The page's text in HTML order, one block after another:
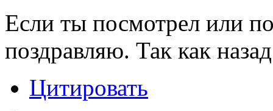
Если ты посмотрел или
поздравляю. Так как
Цитировать